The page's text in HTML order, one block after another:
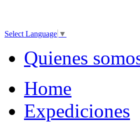
Select Language ▼
Quienes
Home
Expediciones